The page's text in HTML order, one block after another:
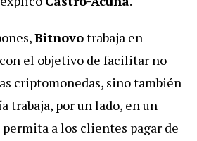
Bitnovotrabaja en
el objetivo de facilitar no
criptomonedas, sino también
trabaja, por un lado, en un
a los clientes pagar de